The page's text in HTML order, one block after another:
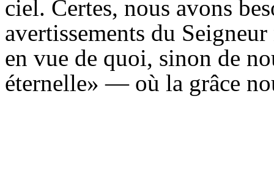
ciel. Certes, nous avons
avertissements du
en vue de quoi, sinon de
éternelle» — où la grâce